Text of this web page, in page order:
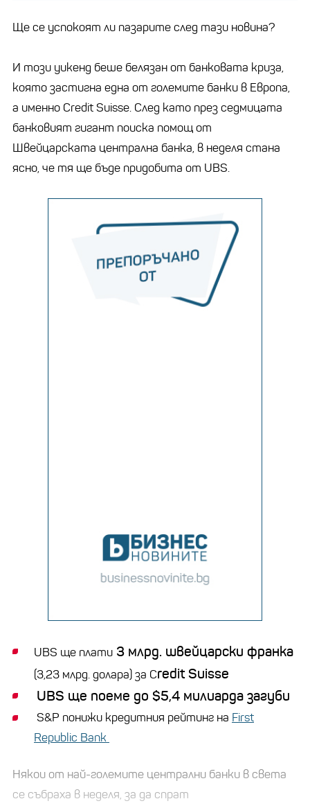
Ще се успокоят ли пазарите след тази новина?
И този уикенд беше белязан от банковата криза,
която застигна една от големите банки в Европа,
а именно Credit Suisse. След като през седмицата
банковият гигант поиска помощ от
Швейцарската централна банка, в неделя стана
ясно, че тя ще бъде придобита от UBS.
UBS ще плати 3 млрд. швейцарски франка
(3,23 млрд. долара) за Credit Suisse
UBS ще поеме до $5,4 милиарда загуби
S&P понижи кредитния рейтинг на First
Republic Bank
Някои от най-големите централни банки в света
се събраха в неделя, за да спрат